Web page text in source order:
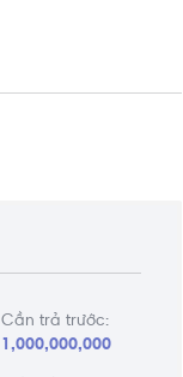
Cần trả trước:
1,000,000,000